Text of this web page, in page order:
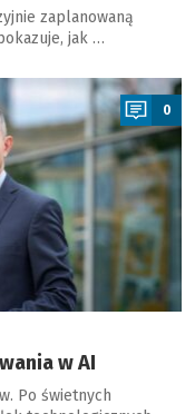
zaplanowaną
jak …
0
w AI
Po świetnych